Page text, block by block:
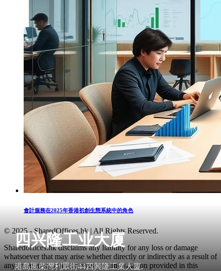
四兴隆工业大厦
港島區柴灣利眾街44四興隆工業大廈,
會計服務在2025年香港初創生態系統中的角色
© 2025 - SharedOffices.hk | All Rights Reserved.
Sharedoffices.hk disclaims any liability for any loss or damage
whatsoever that may arise whether directly or indirectly as a result of
any error, inaccuracy or omission. Information provided in this